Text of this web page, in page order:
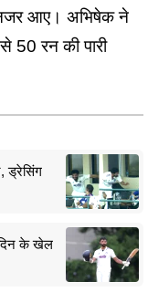
आए। अभिषेक ने
50 रन की पारी
ड्रेसिंग
के खेल